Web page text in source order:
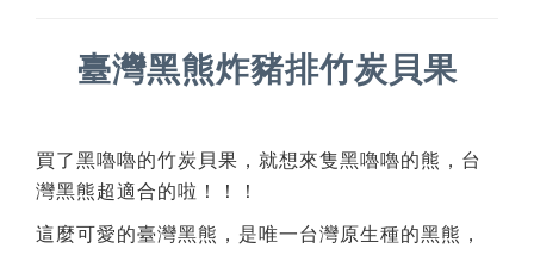
臺灣黑熊炸豬排竹炭貝果
買了黑嚕嚕的竹炭貝果，就想來隻黑嚕嚕的熊，台
灣黑熊超適合的啦！！！
這麼可愛的臺灣黑熊，是唯一台灣原生種的黑熊，